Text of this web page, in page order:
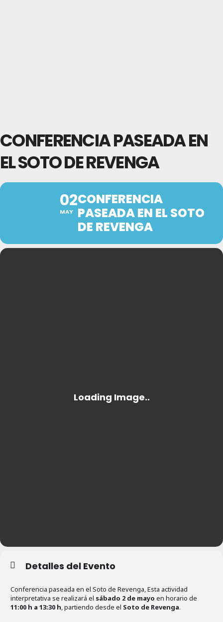
CONFERENCIA PASEADA EN
EL SOTO DE REVENGA
02
MAY
CONFERENCIA
PASEADA EN EL SOTO
DE REVENGA
Detalles del Evento
Conferencia paseada en el Soto de Revenga, Esta actividad
interpretativa se realizará el sábado 2 de mayo en horario de
11:00 h a 13:30 h, partiendo desde el Soto de Revenga.